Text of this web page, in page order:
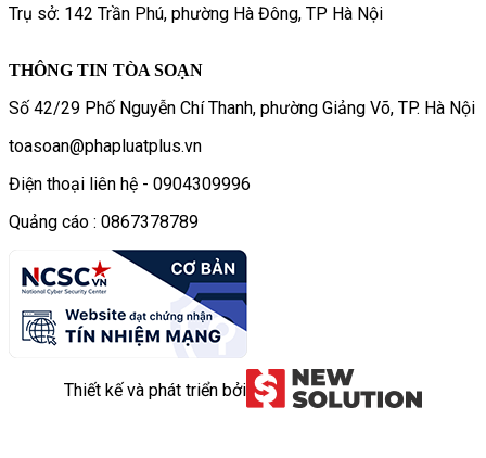
Trụ sở: 142 Trần Phú, phường Hà Đông, TP Hà Nội
THÔNG TIN TÒA SOẠN
Số 42/29 Phố Nguyễn Chí Thanh, phường Giảng Võ, TP. Hà Nội
toasoan@phapluatplus.vn
Điện thoại liên hệ - 0904309996
Quảng cáo : 0867378789
Thiết kế và phát triển bởi